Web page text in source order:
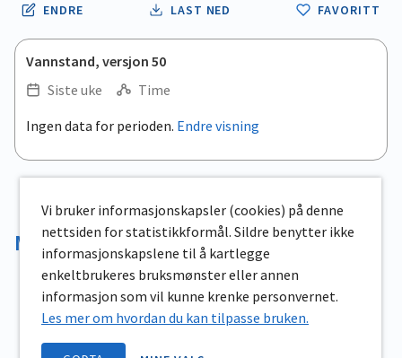
ENDRE LAST NED FAVORITT
Vannstand, versjon 50
Siste uke
Time
.
View as data table, .
Ingen data for perioden. Endre visning
Magasinvolum
Vi bruker informasjonskapsler (cookies) på denne
nettsiden for statistikkformål. Sildre benytter ikke
informasjonskapslene til å kartlegge
enkeltbrukeres bruksmønster eller annen
informasjon som vil kunne krenke personvernet.
Les mer om hvordan du kan tilpasse bruken.